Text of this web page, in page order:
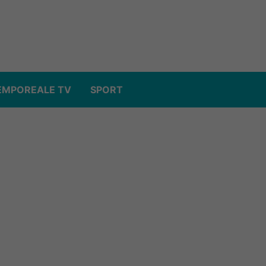
TV SPORT